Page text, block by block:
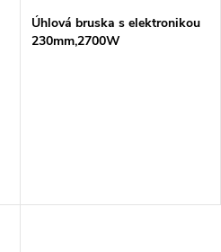
Úhlová bruska s elektronikou
230mm,2700W